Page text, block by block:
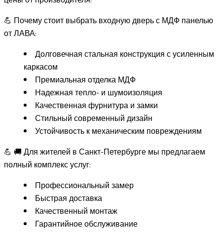
💪 Почему стоит выбрать входную дверь с МДФ панелью
от ЛАВА:
Долговечная стальная конструкция с усиленным
каркасом
Премиальная отделка МДФ
Надежная тепло- и шумоизоляция
Качественная фурнитура и замки
Стильный современный дизайн
Устойчивость к механическим повреждениям
💪 🚚 Для жителей в Санкт-Петербурге мы предлагаем
полный комплекс услуг:
Профессиональный замер
Быстрая доставка
Качественный монтаж
Гарантийное обслуживание